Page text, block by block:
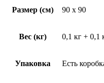
Размер (см) 90 x 90
Вес (кг) 0,1 кг + 0,1
Упаковка Есть